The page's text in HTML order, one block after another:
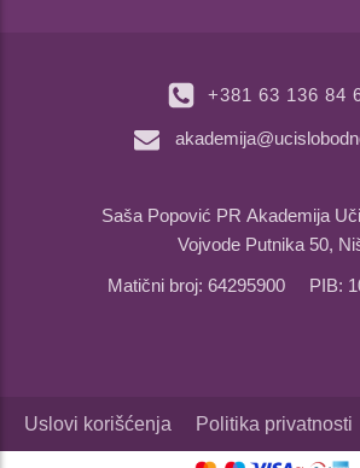
+381 63 136 84
Saša Popović PR Akademija
Vojvode Putnika 50,
Matični broj: 64295900 PIB:
Uslovi korišćenja Politika privatnosti